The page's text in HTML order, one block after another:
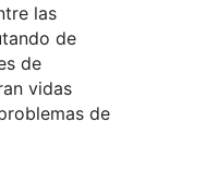
las
de
de
vidas
de